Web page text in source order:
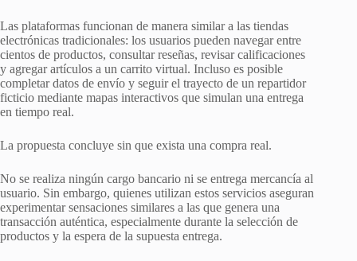
Las plataformas funcionan de manera similar a las tiendas
electrónicas tradicionales: los usuarios pueden navegar entre
cientos de productos, consultar reseñas, revisar calificaciones
y agregar artículos a un carrito virtual. Incluso es posible
completar datos de envío y seguir el trayecto de un repartidor
ficticio mediante mapas interactivos que simulan una entrega
en tiempo real.
La propuesta concluye sin que exista una compra real.
No se realiza ningún cargo bancario ni se entrega mercancía al
usuario. Sin embargo, quienes utilizan estos servicios aseguran
experimentar sensaciones similares a las que genera una
transacción auténtica, especialmente durante la selección de
productos y la espera de la supuesta entrega.